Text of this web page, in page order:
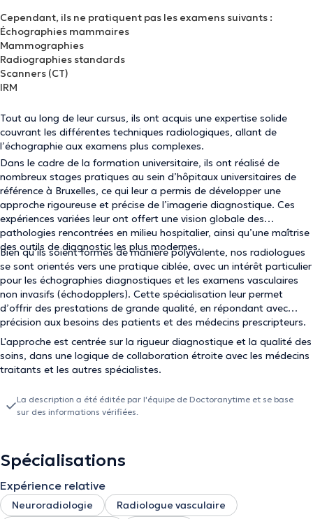
Cependant, ils ne pratiquent pas les examens suivants :
Échographies mammaires
Mammographies
Radiographies standards
Scanners (CT)
IRM
Tout au long de leur cursus, ils ont acquis une expertise solide
couvrant les différentes techniques radiologiques, allant de
l’échographie aux examens plus complexes.
Dans le cadre de la formation universitaire, ils ont réalisé de
nombreux stages pratiques au sein d’hôpitaux universitaires de
référence à Bruxelles, ce qui leur a permis de développer une
approche rigoureuse et précise de l’imagerie diagnostique. Ces
expériences variées leur ont offert une vision globale des
pathologies rencontrées en milieu hospitalier, ainsi qu’une maîtrise
des outils de diagnostic les plus modernes.
Bien qu’ils soient formés de manière polyvalente, nos radiologues
se sont orientés vers une pratique ciblée, avec un intérêt particulier
pour les échographies diagnostiques et les examens vasculaires
non invasifs (échodopplers). Cette spécialisation leur permet
d’offrir des prestations de grande qualité, en répondant avec
précision aux besoins des patients et des médecins prescripteurs.
L'approche est centrée sur la rigueur diagnostique et la qualité des
soins, dans une logique de collaboration étroite avec les médecins
traitants et les autres spécialistes.
La description a été éditée par l'équipe de Doctoranytime et se base
sur des informations vérifiées.
Spécialisations
Expérience relative
Neuroradiologie
Radiologue vasculaire